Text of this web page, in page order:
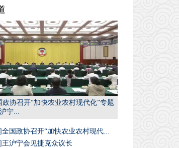
政协召开“加快农业农村现代化”专题
宁...
全国政协召开“加快农业农村现代...
王沪宁会见捷克众议长